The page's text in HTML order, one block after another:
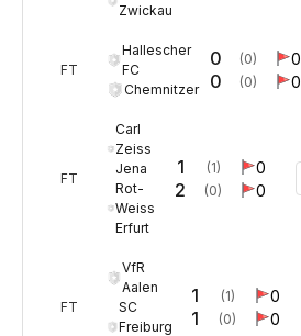
Zwickau
FT
Hallescher
FC
Chemnitzer
0
0
(0)
(0)
0
0
FT
Carl
Zeiss
Jena
Rot-
Weiss
Erfurt
1
2
(1)
(0)
0
0
FT
VfR
Aalen
SC
Freiburg
1
1
(1)
(0)
0
0